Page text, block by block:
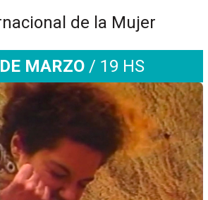
de la Mujer
MARZO / 19 HS